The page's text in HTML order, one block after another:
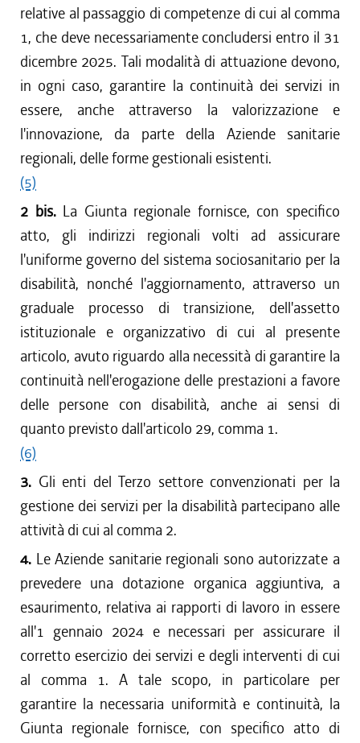
relative al passaggio di competenze di cui al comma
1, che deve necessariamente concludersi entro il 31
dicembre 2025. Tali modalità di attuazione devono,
in ogni caso, garantire la continuità dei servizi in
essere, anche attraverso la valorizzazione e
l'innovazione, da parte della Aziende sanitarie
regionali, delle forme gestionali esistenti.
(5)
2 bis. La Giunta regionale fornisce, con specifico
atto, gli indirizzi regionali volti ad assicurare
l'uniforme governo del sistema sociosanitario per la
disabilità, nonché l'aggiornamento, attraverso un
graduale processo di transizione, dell'assetto
istituzionale e organizzativo di cui al presente
articolo, avuto riguardo alla necessità di garantire la
continuità nell'erogazione delle prestazioni a favore
delle persone con disabilità, anche ai sensi di
quanto previsto dall'articolo 29, comma 1.
(6)
3. Gli enti del Terzo settore convenzionati per la
gestione dei servizi per la disabilità partecipano alle
attività di cui al comma 2.
4. Le Aziende sanitarie regionali sono autorizzate a
prevedere una dotazione organica aggiuntiva, a
esaurimento, relativa ai rapporti di lavoro in essere
all'1 gennaio 2024 e necessari per assicurare il
corretto esercizio dei servizi e degli interventi di cui
al comma 1. A tale scopo, in particolare per
garantire la necessaria uniformità e continuità, la
Giunta regionale fornisce, con specifico atto di